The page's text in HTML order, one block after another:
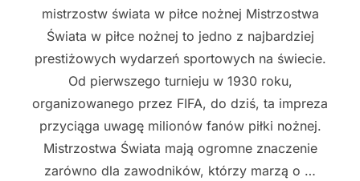
mistrzostw świata w piłce nożnej Mistrzostwa
Świata w piłce nożnej to jedno z najbardziej
prestiżowych wydarzeń sportowych na świecie.
Od pierwszego turnieju w 1930 roku,
organizowanego przez FIFA, do dziś, ta impreza
przyciąga uwagę milionów fanów piłki nożnej.
Mistrzostwa Świata mają ogromne znaczenie
zarówno dla zawodników, którzy marzą o …